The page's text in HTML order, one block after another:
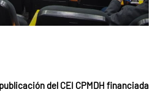
del CEI CPMDH financiada